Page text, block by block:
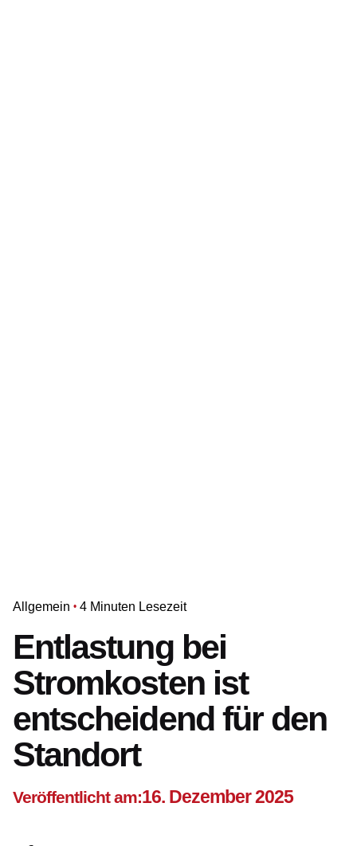
Allgemein 4 Minuten Lesezeit
Entlastung bei
Stromkosten ist
entscheidend für den
Standort
Veröffentlicht am:16. Dezember 2025